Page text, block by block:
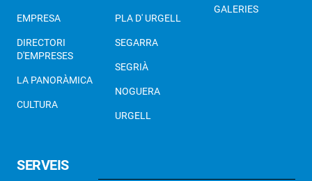
EMPRESA
DIRECTORI
D'EMPRESES
LA PANORÀMICA
CULTURA
PLA D' URGELL
SEGARRA
SEGRIÀ
NOGUERA
URGELL
GALERIES
SERVEIS